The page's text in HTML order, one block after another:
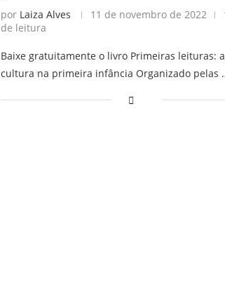
por Laiza Alves 11 de novembro de 2022
de leitura
Baixe gratuitamente o livro Primeiras leituras:
cultura na primeira infância Organizado pelas